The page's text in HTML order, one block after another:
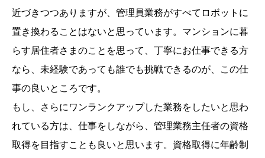
近づきつつありますが、管理員業務がすべてロボットに
置き換わることはないと思っています。マンションに暮
らす居住者さまのことを思って、丁寧にお仕事できる方
なら、未経験であっても誰でも挑戦できるのが、この仕
事の良いところです。
もし、さらにワンランクアップした業務をしたいと思わ
れている方は、仕事をしながら、管理業務主任者の資格
取得を目指すことも良いと思います。資格取得に年齢制